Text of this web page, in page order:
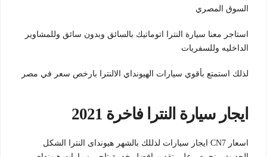
السوق المصري
استاجر معنا سيارة النترا اتوماتيك بالسائق وبدون سائق وللمشاوير
الداخليه وللسفريات
لذلك استمتع بأقوي سيارات الهيونداي الالنترا بارخص سعر في مصر
ايجار سيارة النترا فاخرة 2021
اسعار CN7 ايجار سيارات لذللك بالشهر هيونداى النترا الشكل